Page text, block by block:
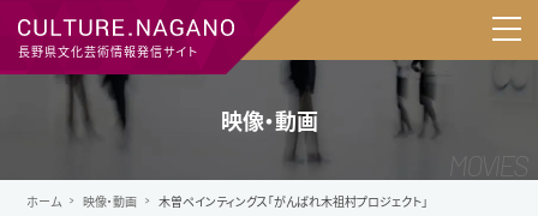
長野県文化芸術情報発信サイト
映像・動画
ホーム 映像・動画 木曽ペインティングス「がんばれ木祖村プロジェクト」